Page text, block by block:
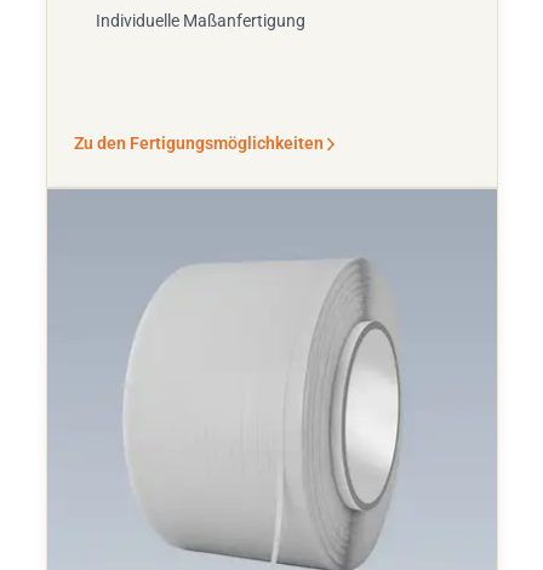
Individuelle Maßanfertigung
Zu den Fertigungsmöglichkeiten